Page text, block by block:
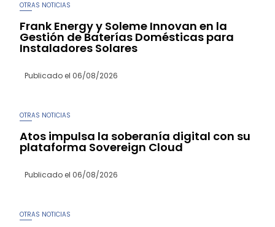
OTRAS NOTICIAS
Frank Energy y Soleme Innovan en la
Gestión de Baterías Domésticas para
Instaladores Solares
Publicado el 06/08/2026
OTRAS NOTICIAS
Atos impulsa la soberanía digital con su
plataforma Sovereign Cloud
Publicado el 06/08/2026
OTRAS NOTICIAS